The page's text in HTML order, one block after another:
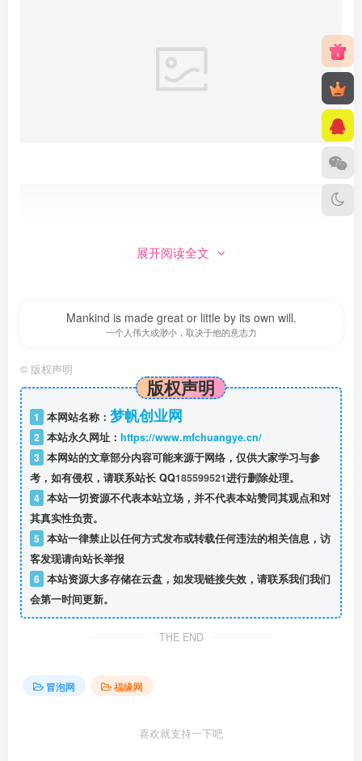
展开阅读全文
Mankind is made great or little by its own will.
一个人伟大或渺小，取决于他的意志力
© 版权声明
版权声明
1 本网站名称： 梦帆创业网
2 本站永久网址： https://www.mfchuangye.cn/
3 本网站的文章部分内容可能来源于网络，仅供大家学习与参
考，如有侵权，请联系站长 QQ185599521进行删除处理。
4 本站一切资源不代表本站立场，并不代表本站赞同其观点和对
其真实性负责。
5 本站一律禁止以任何方式发布或转载任何违法的相关信息，访
客发现请向站长举报
6 本站资源大多存储在云盘，如发现链接失效，请联系我们我们
会第一时间更新。
THE END
冒泡网 福缘网
喜欢就支持一下吧